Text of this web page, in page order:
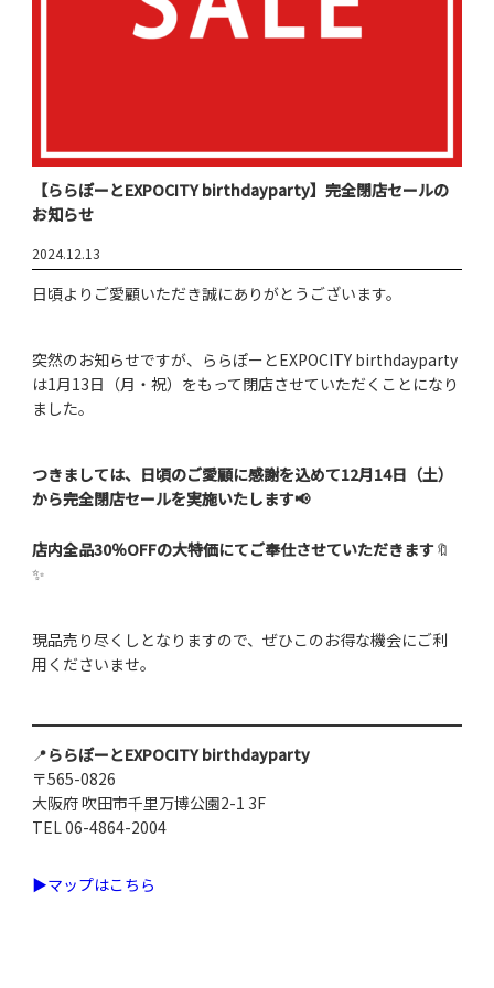
【ららぽーとEXPOCITY birthdayparty】完全閉店セールの
お知らせ
2024.12.13
日頃よりご愛顧いただき誠にありがとうございます。
突然のお知らせですが、ららぽーとEXPOCITY birthdayparty
は1月13日（月・祝）をもって閉店させていただくことになり
ました。
つきましては、日頃のご愛顧に感謝を込めて12月14日（土）
から完全閉店セールを実施いたします📢
店内全品30％OFFの大特価にてご奉仕させていただきます🔖
✨
現品売り尽くしとなりますので、ぜひこのお得な機会にご利
用くださいませ。
📍ららぽーとEXPOCITY birthdayparty
〒565-0826
大阪府 吹田市千里万博公園2-1 3F
TEL 06-4864-2004
▶マップはこちら